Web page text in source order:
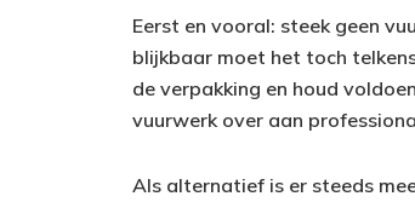
Eerst en vooral: steek geen
blijkbaar moet het toch
de verpakking en houd
vuurwerk over aan
Als alternatief is er steeds